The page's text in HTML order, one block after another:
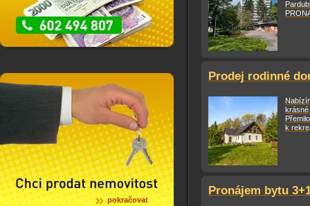
pokračovat
Prodej rodinné
krásné
k
Pronájem bytu